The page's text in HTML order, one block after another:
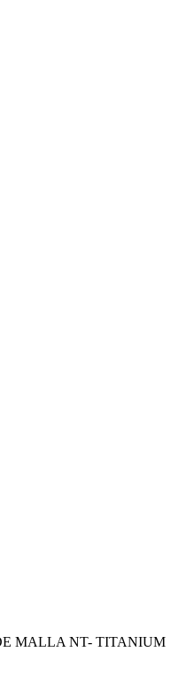
MALLA NT- TITANIUM